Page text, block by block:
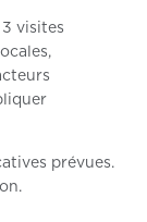
visites
prévues.